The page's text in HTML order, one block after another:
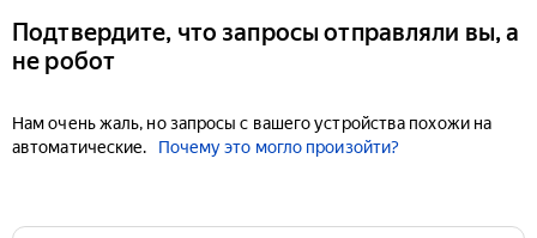
Подтвердите, что запросы отправляли вы, а
не робот
Нам очень жаль, но запросы с вашего устройства похожи на
автоматические.
Почему это могло произойти?